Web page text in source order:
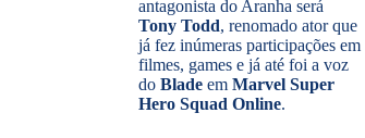
antagonista do Aranha será
Tony Todd, renomado ator que
já fez inúmeras participações em
filmes, games e já até foi a voz
do Blade em Marvel Super
Hero Squad Online.